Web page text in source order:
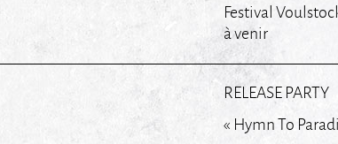
Festival
à venir
RELEASE PARTY
« Hymn To